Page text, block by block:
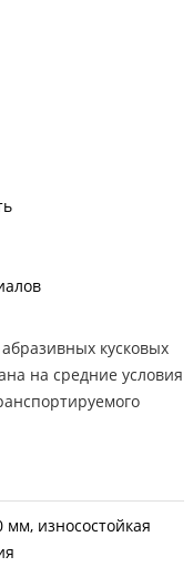
кусковых
на средние условия
износостойкая